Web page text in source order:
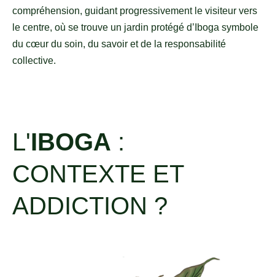
compréhension, guidant progressivement le visiteur vers
le centre, où se trouve un jardin protégé d’Iboga symbole
du cœur du soin, du savoir et de la responsabilité
collective.
L'IBOGA :
CONTEXTE ET
ADDICTION ?